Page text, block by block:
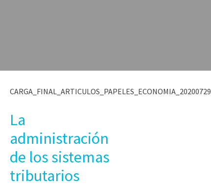
CARGA_FINAL_ARTICULOS_PAPELES_ECONOMIA_20200729
La
administración
de los sistemas
tributarios